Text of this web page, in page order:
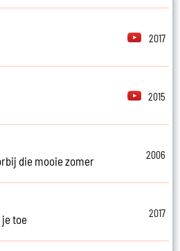
2017
2015
die mooie zomer
2006
toe
2017